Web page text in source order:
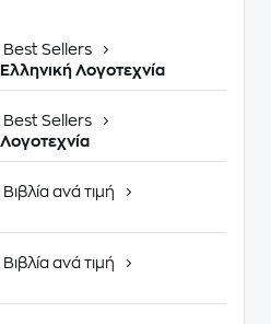
Best Sellers
Ελληνική Λογοτεχνία
Best Sellers
Λογοτεχνία
Βιβλία ανά τιμή
Βιβλία ανά τιμή